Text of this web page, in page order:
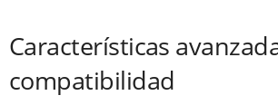
Características
compatibilidad